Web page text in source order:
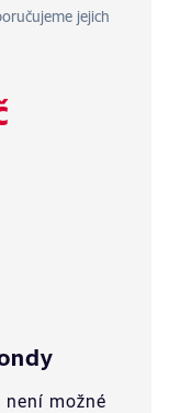
jejich
není možné